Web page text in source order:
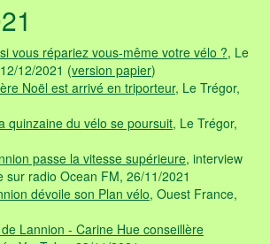
vous répariez vous-même votre vélo ?, Le
12/2021 (version papier)
Noël est arrivé en triporteur, Le Trégor,
quinzaine du vélo se poursuit, Le Trégor,
passe la vitesse supérieure, interview
sur radio Ocean FM, 26/11/2021
dévoile son Plan vélo, Ouest France,
Lannion - Carine Hue conseillère